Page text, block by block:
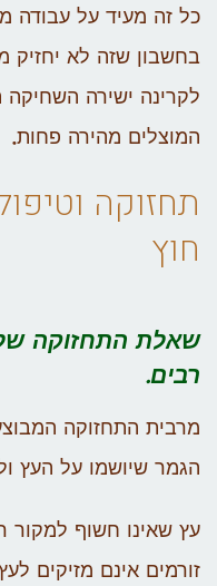
כל זה מעיד על עבודה
בחשבון שזה לא
לקרינה ישירה
המוצלים מהירה פחות.
תחזוקה
חוץ
שאלת התחזוקה
רבים.
מרבית התחזוקה
הגמר שיושמו על העץ
עץ שאינו חשוף למקור
זורמים אינם מזיקים